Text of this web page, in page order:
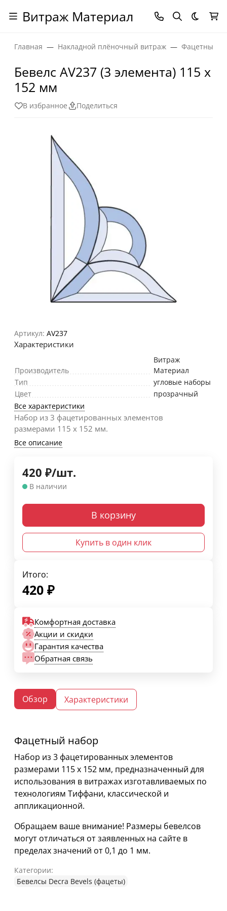
Витраж Материал Темная
Главная Накладной плёночный витраж Фацетные
Бевелс AV237 (3 элемента) 115 х
152 мм
В избранное Поделиться
Артикул: AV237
Характеристики
Производитель
Витраж
Материал
Тип
угловые наборы
Цвет
прозрачный
Все характеристики
Набор из 3 фацетированных элементов
размерами 115 х 152 мм.
Все описание
420 ₽/шт.
В наличии
В корзину
Купить в один клик
Итого:
420 ₽
Комфортная доставка
Акции и скидки
Гарантия качества
Обратная связь
Обзор Характеристики
Фацетный набор
Набор из 3 фацетированных элементов
размерами 115 х 152 мм, предназначенный для
использования в витражах изготавливаемых по
технологиям Тиффани, классической и
аппликационной.
Обращаем ваше внимание! Размеры бевелсов
могут отличаться от заявленных на сайте в
пределах значений от 0,1 до 1 мм.
Категории:
Бевелсы Decra Bevels (фацеты)